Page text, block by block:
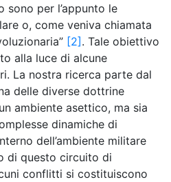
per l’appunto le
o, come veniva chiamata
[2]. Tale obiettivo
alla luce di alcune
La nostra ricerca parte dal
delle diverse dottrine
ambiente asettico, ma sia
dinamiche di
dell’ambiente militare
di questo circuito di
conflitti si costituiscono